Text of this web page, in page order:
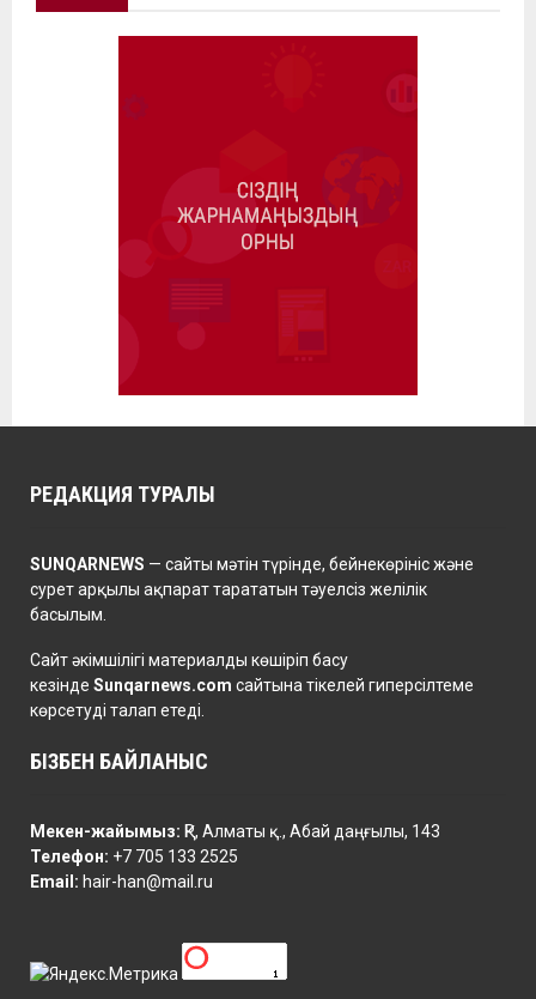
РЕДАКЦИЯ ТУРАЛЫ
SUNQARNEWS — сайты мәтін түрінде, бейнекөрініс және
сурет арқылы ақпарат тарататын тәуелсіз желілік
басылым.
Сайт әкімшілігі материалды көшіріп басу
кезінде Sunqarnews.com сайтына тікелей гиперсілтеме
көрсетуді талап етеді.
БІЗБЕН БАЙЛАНЫС
Мекен-жайымыз: ҚР, Алматы қ., Абай даңғылы, 143
Телефон: +7 705 133 2525
Email: hair-han@mail.ru